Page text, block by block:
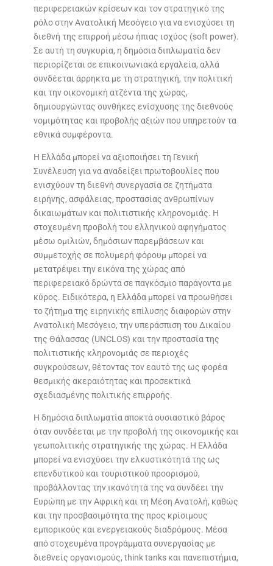
περιφερειακών κρίσεων και τον στρατηγικό της
ρόλο στην Ανατολική Μεσόγειο για να ενισχύσει τη
διεθνή της επιρροή μέσω ήπιας ισχύος (soft power).
Σε αυτή τη συγκυρία, η δημόσια διπλωματία δεν
περιορίζεται σε επικοινωνιακά εργαλεία, αλλά
συνδέεται άρρηκτα με τη στρατηγική, την πολιτική
και την οικονομική ατζέντα της χώρας,
δημιουργώντας συνθήκες ενίσχυσης της διεθνούς
νομιμότητας και προβολής αξιών που υπηρετούν τα
εθνικά συμφέροντα.
Η Ελλάδα μπορεί να αξιοποιήσει τη Γενική
Συνέλευση για να αναδείξει πρωτοβουλίες που
ενισχύουν τη διεθνή συνεργασία σε ζητήματα
ειρήνης, ασφάλειας, προστασίας ανθρωπίνων
δικαιωμάτων και πολιτιστικής κληρονομιάς. Η
στοχευμένη προβολή του ελληνικού αφηγήματος
μέσω ομιλιών, δημόσιων παρεμβάσεων και
συμμετοχής σε πολυμερή φόρουμ μπορεί να
μετατρέψει την εικόνα της χώρας από
περιφερειακό δρώντα σε παγκόσμιο παράγοντα με
κύρος. Ειδικότερα, η Ελλάδα μπορεί να προωθήσει
το ζήτημα της ειρηνικής επίλυσης διαφορών στην
Ανατολική Μεσόγειο, την υπεράσπιση του Δικαίου
της Θάλασσας (UNCLOS) και την προστασία της
πολιτιστικής κληρονομιάς σε περιοχές
συγκρούσεων, θέτοντας τον εαυτό της ως φορέα
θεσμικής ακεραιότητας και προσεκτικά
σχεδιασμένης πολιτικής επιρροής.
Η δημόσια διπλωματία αποκτά ουσιαστικό βάρος
όταν συνδέεται με την προβολή της οικονομικής και
γεωπολιτικής στρατηγικής της χώρας. Η Ελλάδα
μπορεί να ενισχύσει την ελκυστικότητά της ως
επενδυτικού και τουριστικού προορισμού,
προβάλλοντας την ικανότητά της να συνδέει την
Ευρώπη με την Αφρική και τη Μέση Ανατολή, καθώς
και την προσβασιμότητα της προς κρίσιμους
εμπορικούς και ενεργειακούς διαδρόμους. Μέσα
από στοχευμένα προγράμματα συνεργασίας με
διεθνείς οργανισμούς, think tanks και πανεπιστήμια,